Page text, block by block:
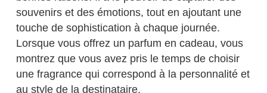
souvenirs et des émotions, tout en ajoutant une
touche de sophistication à chaque journée.
Lorsque vous offrez un parfum en cadeau, vous
montrez que vous avez pris le temps de choisir
une fragrance qui correspond à la personnalité et
au style de la destinataire.